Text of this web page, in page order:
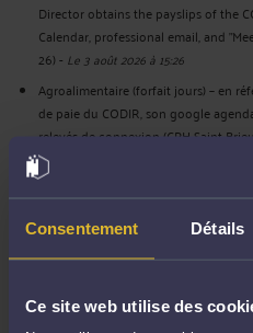
Consentement Détails
Ce site web utilise des
Director obtains the payslips of the
Calendar, professional email, and
26)- Le 3 août 2026 à 15:26
Agroalimentaire (forfait jours) – en
de paie du CODIR, son google
relevés de connexion (CPH Saint
French labour law - Appeal
submissions seeking to set aside
18th,26,)-Le 2 août 2026 à 15:57
French labour law – forfait jours
work agreement possible (cass. Soc.